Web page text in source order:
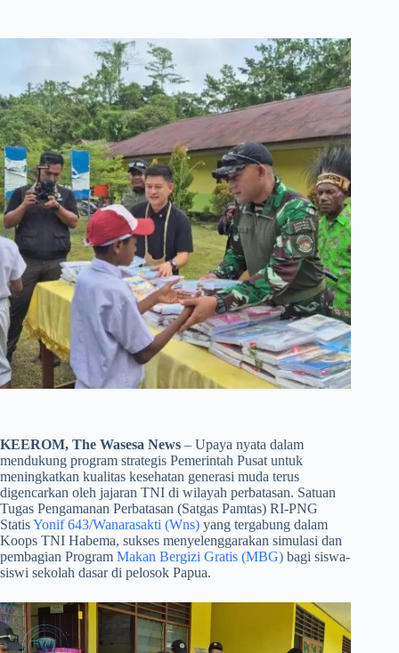
KEEROM, The Wasesa News – Upaya nyata dalam
mendukung program strategis Pemerintah Pusat untuk
meningkatkan kualitas kesehatan generasi muda terus
digencarkan oleh jajaran TNI di wilayah perbatasan. Satuan
Tugas Pengamanan Perbatasan (Satgas Pamtas) RI-PNG
StatisYonif 643/Wanarasakti (Wns) yang tergabung dalam
Koops TNI Habema, sukses menyelenggarakan simulasi dan
pembagian Program Makan Bergizi Gratis (MBG) bagi siswa-
siswi sekolah dasar di pelosok Papua.